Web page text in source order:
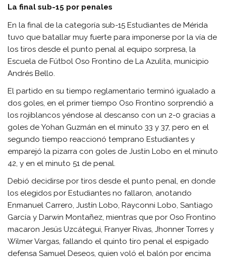
La final sub-15 por penales
En la final de la categoría sub-15 Estudiantes de Mérida
tuvo que batallar muy fuerte para imponerse por la vía de
los tiros desde el punto penal al equipo sorpresa, la
Escuela de Fútbol Oso Frontino de La Azulita, municipio
Andrés Bello.
El partido en su tiempo reglamentario terminó igualado a
dos goles, en el primer tiempo Oso Frontino sorprendió a
los rojiblancos yéndose al descanso con un 2-0 gracias a
goles de Yohan Guzmán en el minuto 33 y 37, pero en el
segundo tiempo reaccionó temprano Estudiantes y
emparejó la pizarra con goles de Justín Lobo en el minuto
42, y en el minuto 51 de penal.
Debió decidirse por tiros desde el punto penal, en donde
los elegidos por Estudiantes no fallaron, anotando
Enmanuel Carrero, Justín Lobo, Rayconni Lobo, Santiago
García y Darwin Montañez, mientras que por Oso Frontino
macaron Jesús Uzcátegui, Franyer Rivas, Jhonner Torres y
Wilmer Vargas, fallando el quinto tiro penal el espigado
defensa Samuel Deseos, quien voló el balón por encima